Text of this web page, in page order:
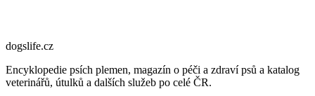
dogslife.cz
Encyklopedie psích plemen, magazín o péči a zdraví psů a katalog
veterinářů, útulků a dalších služeb po celé ČR.